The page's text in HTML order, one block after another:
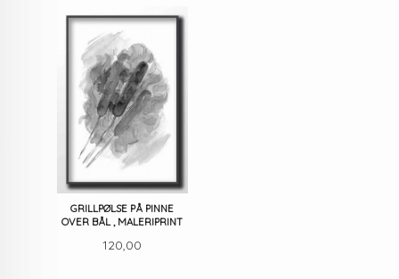
GRILLPØLSE PÅ PINNE
OVER BÅL , MALERIPRINT
Pris
120,00